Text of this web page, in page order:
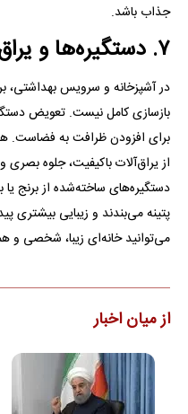
جذاب باشد.
۷. دستگیره‌ها و یراق‌آلات را تغییر دهید
در آشپزخانه و سرویس بهداشتی،
بازسازی کامل نیست. تعویض
برای افزودن ظرافت به فضاست.
از یراق‌آلات باکیفیت، جلوه
دستگیره‌های ساخته‌شده از برنج یا
پتینه می‌بندند و زیبایی بیشتری
می‌توانید خانه‌ای زیبا، شخصی و
از میان اخبار